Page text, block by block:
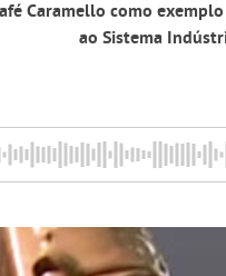
Caramello como
ao Sistema